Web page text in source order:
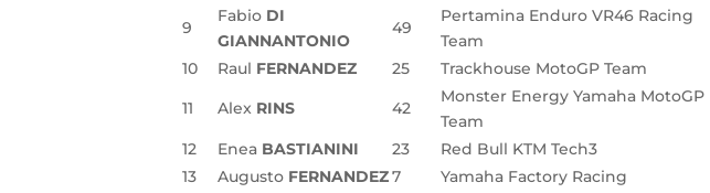
9
Fabio DI
GIANNANTONIO
49
Pertamina Enduro VR46 Racing
Team
10 Raul FERNANDEZ 25 Trackhouse MotoGP Team
11
Alex RINS 42
Monster Energy Yamaha MotoGP
Team
12 Enea BASTIANINI 23 Red Bull KTM Tech3
13
Augusto FERNANDEZ7 Yamaha Factory Racing